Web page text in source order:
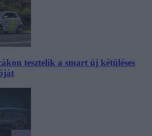
tesztelik a smart új kétüléses